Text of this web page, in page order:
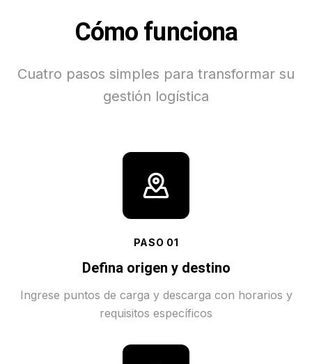
Cómo funciona
Cuatro pasos simples para transformar su
gestión logística
PASO 01
Defina origen y destino
Ingrese puntos de carga y descarga con horarios y
requisitos específicos